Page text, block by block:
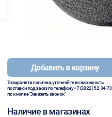
Добавить в корзину
Товара нет в наличии, уточняйте возможность
поставки под заказ по телефону+7 (3822) 52-34-73
по кнопке "Заказать звонок"
Наличие в магазинах